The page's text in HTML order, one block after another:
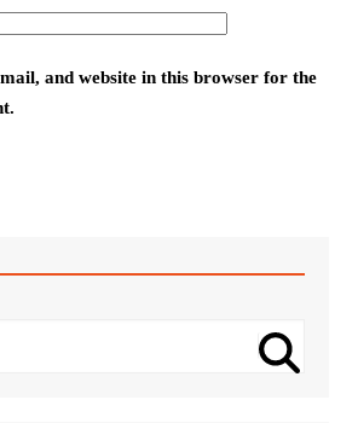
and website in this browser for the